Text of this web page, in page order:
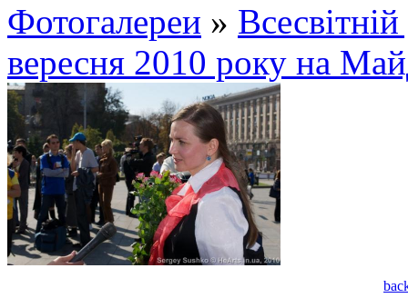
Фотогалереи »
вересня 2010 року на